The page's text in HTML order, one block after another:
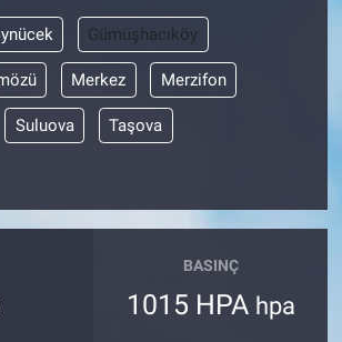
Gümüşhacıköy
Merkez Merzifon
Suluova Taşova
BASINÇ
1015 HPA hpa